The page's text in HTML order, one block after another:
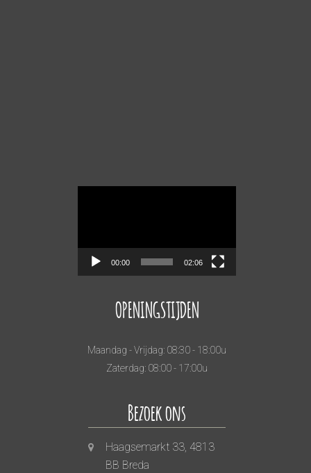
00:00 02:06
OPENINGSTIJDEN
Maandag - Vrijdag: 08:30 - 18:00u
Zaterdag: 08:00 - 17:00u
Bezoek ons
Haagsemarkt 33, 4813
BB Breda